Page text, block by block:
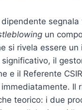
segnala
un
si rivela essere un
il
e il Referente
Il
teorico: i due